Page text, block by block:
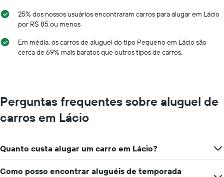
25% dos nossos usuários encontraram carros para alugar em Lácio
por R$ 85 ou menos
Em média, os carros de aluguel do tipo Pequeno em Lácio são
cerca de 69% mais baratos que outros tipos de carros.
Perguntas frequentes sobre aluguel de
carros em Lácio
Quanto custa alugar um carro em Lácio?
Como posso encontrar aluguéis de temporada